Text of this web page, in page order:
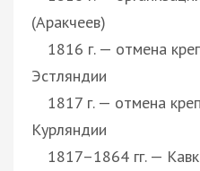
(Аракчеев)
1816 г. — отмена
Эстляндии
1817 г. — отмена
Курляндии
1817–1864 гг. —